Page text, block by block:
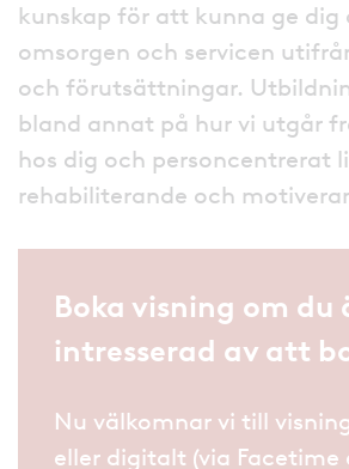
kunskap för att kunna ge dig
omsorgen och servicen
och förutsättningar.
bland annat på hur vi utgår
hos dig och personcentrerat
rehabiliterande och
Boka visning om du
intresserad av att
Nu välkomnar vi till
eller digitalt (via Facetime